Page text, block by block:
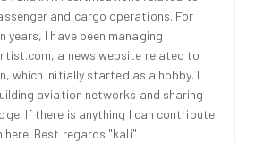
and cargo operations. For
years, I have been managing
a news website related to
which initially started as a hobby. I
aviation networks and sharing
If there is anything I can contribute
here. Best regards "kali"